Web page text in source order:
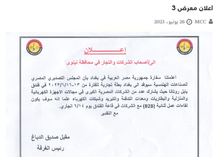
اعلان معرض 3
MCC 26 يونيو، 2023